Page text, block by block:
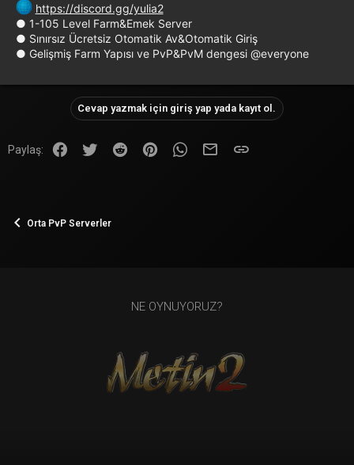
https://discord.gg/yulia2
● 1-105 Level Farm&Emek Server
● Sınırsız Ücretsiz Otomatik Av&Otomatik Giriş
● Gelişmiş Farm Yapısı ve PvP&PvM dengesi @everyone
Cevap yazmak için giriş yap yada kayıt ol.
Paylaş: FacebookTwitter Reddit PinterestWhatsApp
E-posta
Orta PvP Serverler
NE OYNUYORUZ?